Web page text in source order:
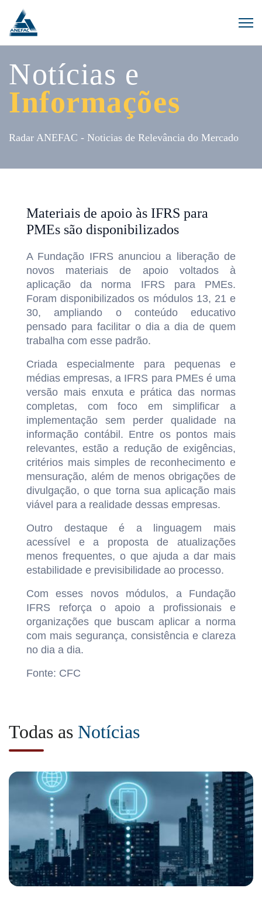
Notícias e
Informações
Radar ANEFAC - Noticias de Relevância do Mercado
Materiais de apoio às IFRS para
PMEs são disponibilizados
A Fundação IFRS anunciou a liberação de
novos materiais de apoio voltados à
aplicação da norma IFRS para PMEs.
Foram disponibilizados os módulos 13, 21 e
30, ampliando o conteúdo educativo
pensado para facilitar o dia a dia de quem
trabalha com esse padrão.
Criada especialmente para pequenas e
médias empresas, a IFRS para PMEs é uma
versão mais enxuta e prática das normas
completas, com foco em simplificar a
implementação sem perder qualidade na
informação contábil. Entre os pontos mais
relevantes, estão a redução de exigências,
critérios mais simples de reconhecimento e
mensuração, além de menos obrigações de
divulgação, o que torna sua aplicação mais
viável para a realidade dessas empresas.
Outro destaque é a linguagem mais
acessível e a proposta de atualizações
menos frequentes, o que ajuda a dar mais
estabilidade e previsibilidade ao processo.
Com esses novos módulos, a Fundação
IFRS reforça o apoio a profissionais e
organizações que buscam aplicar a norma
com mais segurança, consistência e clareza
no dia a dia.
Fonte: CFC
Todas as Notícias